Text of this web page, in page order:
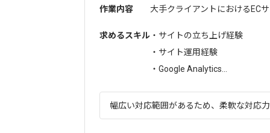
作業内容 大手クライアントにおけるEC
求めるスキル ・サイトの立ち上げ経験
・サイト運用経験
・Google Analytics...
幅広い対応範囲があるため、柔軟な対応